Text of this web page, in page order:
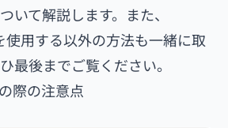
いて解説します。また、
用する以外の方法も一緒に取
最後までご覧ください。
際の注意点